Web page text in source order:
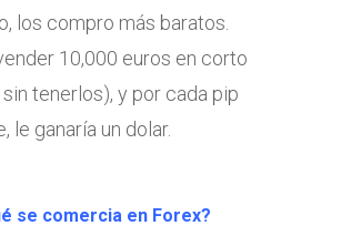
los compro más baratos.
10,000 euros en corto
tenerlos), y por cada pip
le ganaría un dolar.
se comercia en Forex?